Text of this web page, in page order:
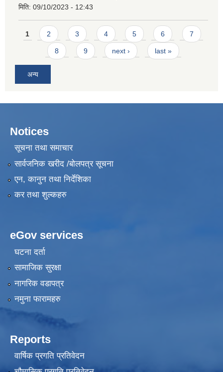
मिति: 09/10/2023 - 12:43
Pages
1 2 3 4 5 6 7
8 9 next › last »
अन्य
Notices
सूचना तथा समाचार
सार्वजनिक खरीद /बोलपत्र सूचना
एन, कानुन तथा निर्देशिका
कर तथा शुल्कहरु
eGov services
घटना दर्ता
सामाजिक सुरक्षा
नागरिक वडापत्र
नमुना फारामहरु
Reports
वार्षिक प्रगति प्रतिवेदन